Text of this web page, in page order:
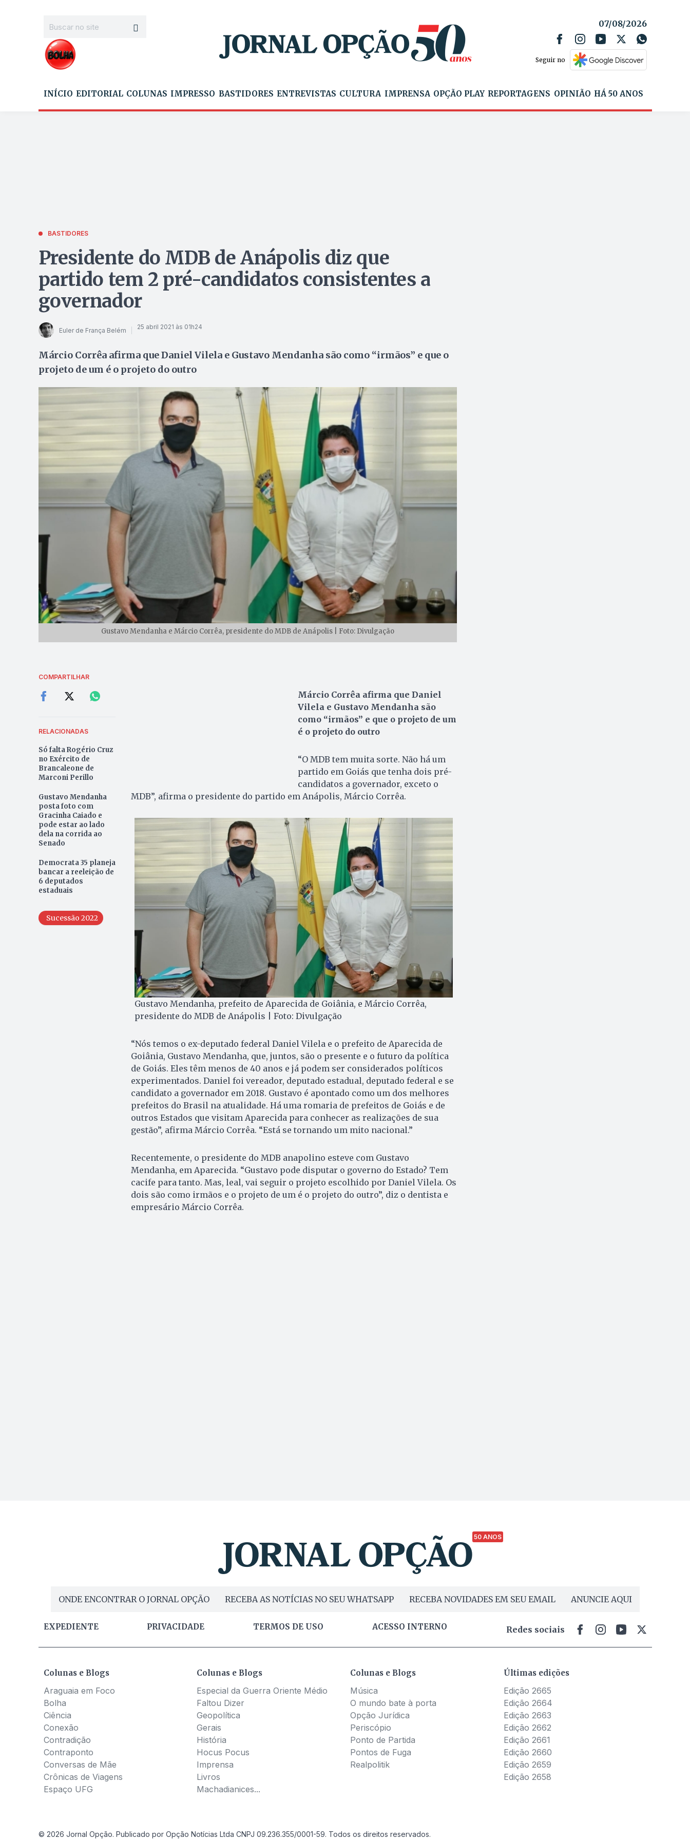
07/08/2026
Seguir no
INÍCIO EDITORIAL COLUNAS IMPRESSO BASTIDORES ENTREVISTAS CULTURA IMPRENSA OPÇÃO PLAY REPORTAGENS OPINIÃO HÁ 50 ANOS
BASTIDORES
Presidente do MDB de Anápolis diz que
partido tem 2 pré-candidatos consistentes a
governador
Euler de França Belém 25 abril 2021 às 01h24
Márcio Corrêa afirma que Daniel Vilela e Gustavo Mendanha são como “irmãos” e que o
projeto de um é o projeto do outro
Gustavo Mendanha e Márcio Corrêa, presidente do MDB de Anápolis | Foto: Divulgação
COMPARTILHAR
RELACIONADAS
Só falta Rogério Cruz
no Exército de
Brancaleone de
Marconi Perillo
Gustavo Mendanha
posta foto com
Gracinha Caiado e
pode estar ao lado
dela na corrida ao
Senado
Democrata 35 planeja
bancar a reeleição de
6 deputados
estaduais
Sucessão 2022
Márcio Corrêa afirma que Daniel
Vilela e Gustavo Mendanha são
como “irmãos” e que o projeto de um
é o projeto do outro
“O MDB tem muita sorte. Não há um
partido em Goiás que tenha dois pré-
candidatos a governador, exceto o
MDB”, afirma o presidente do partido em Anápolis, Márcio Corrêa.
Gustavo Mendanha, prefeito de Aparecida de Goiânia, e Márcio Corrêa,
presidente do MDB de Anápolis | Foto: Divulgação
“Nós temos o ex-deputado federal Daniel Vilela e o prefeito de Aparecida de
Goiânia, Gustavo Mendanha, que, juntos, são o presente e o futuro da política
de Goiás. Eles têm menos de 40 anos e já podem ser considerados políticos
experimentados. Daniel foi vereador, deputado estadual, deputado federal e se
candidato a governador em 2018. Gustavo é apontado como um dos melhores
prefeitos do Brasil na atualidade. Há uma romaria de prefeitos de Goiás e de
outros Estados que visitam Aparecida para conhecer as realizações de sua
gestão”, afirma Márcio Corrêa. “Está se tornando um mito nacional.”
Recentemente, o presidente do MDB anapolino esteve com Gustavo
Mendanha, em Aparecida. “Gustavo pode disputar o governo do Estado? Tem
cacife para tanto. Mas, leal, vai seguir o projeto escolhido por Daniel Vilela. Os
dois são como irmãos e o projeto de um é o projeto do outro”, diz o dentista e
empresário Márcio Corrêa.
50 ANOS
ONDE ENCONTRAR O JORNAL OPÇÃO RECEBA AS NOTÍCIAS NO SEU WHATSAPP RECEBA NOVIDADES EM SEU EMAIL ANUNCIE AQUI
EXPEDIENTE PRIVACIDADE TERMOS DE USO ACESSO INTERNO Redes sociais
Colunas e Blogs
Araguaia em Foco
Bolha
Ciência
Conexão
Contradição
Contraponto
Conversas de Mãe
Crônicas de Viagens
Espaço UFG
Colunas e Blogs
Especial da Guerra Oriente Médio
Faltou Dizer
Geopolítica
Gerais
História
Hocus Pocus
Imprensa
Livros
Machadianices...
Colunas e Blogs
Música
O mundo bate à porta
Opção Jurídica
Periscópio
Ponto de Partida
Pontos de Fuga
Realpolitik
Últimas edições
Edição 2665
Edição 2664
Edição 2663
Edição 2662
Edição 2661
Edição 2660
Edição 2659
Edição 2658
© 2026 Jornal Opção. Publicado por Opção Notícias Ltda CNPJ 09.236.355/0001-59. Todos os direitos reservados.